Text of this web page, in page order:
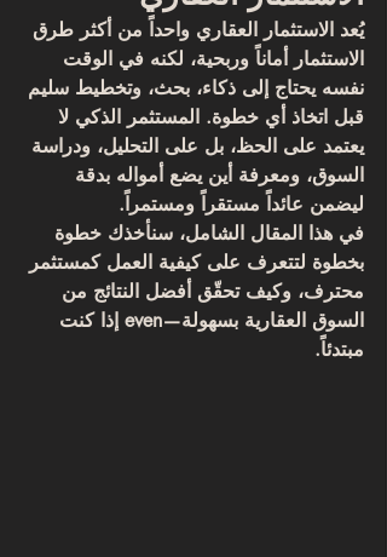
يُعد الاستثمار العقاري واحداً من أكثر طرق
الاستثمار أماناً وربحية، لكنه في الوقت
نفسه يحتاج إلى ذكاء، بحث، وتخطيط سليم
قبل اتخاذ أي خطوة. المستثمر الذكي لا
يعتمد على الحظ، بل على التحليل، ودراسة
السوق، ومعرفة أين يضع أمواله بدقة
ليضمن عائداً مستقراً ومستمراً.
في هذا المقال الشامل، سنأخذك خطوة
بخطوة لتتعرف على كيفية العمل كمستثمر
محترف، وكيف تحقّق أفضل النتائج من
السوق العقارية بسهولة—even إذا كنت
مبتدئاً.